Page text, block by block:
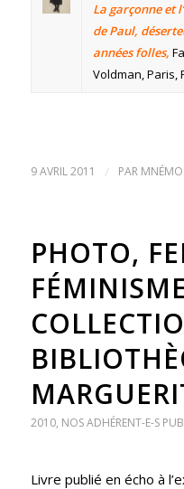
La garçonne et
de Paul,
années folles,
Voldman, Paris,
9 AVRIL 2011 / PAR
PHOTO,
2010, NOS ADHÉRENT-E-S
Livre publié en écho à